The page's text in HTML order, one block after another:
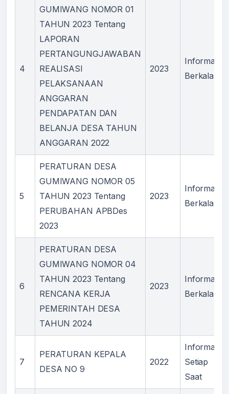
4
GUMIWANG NOMOR 01
TAHUN 2023 Tentang
LAPORAN
PERTANGUNGJAWABAN
REALISASI
PELAKSANAAN
ANGGARAN
PENDAPATAN DAN
BELANJA DESA TAHUN
ANGGARAN 2022
2023
Informasi
Berkala
5
PERATURAN DESA
GUMIWANG NOMOR 05
TAHUN 2023 Tentang
PERUBAHAN APBDes
2023
2023
Informasi
Berkala
6
PERATURAN DESA
GUMIWANG NOMOR 04
TAHUN 2023 Tentang
RENCANA KERJA
PEMERINTAH DESA
TAHUN 2024
2023
Informasi
Berkala
7
PERATURAN KEPALA
DESA NO 9
2022
Informasi
Setiap
Saat